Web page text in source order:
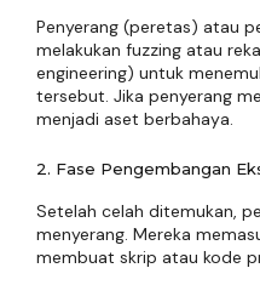
Penyerang (peretas) atau
melakukan fuzzing atau
engineering) untuk
tersebut. Jika penyerang
menjadi aset berbahaya.
2. Fase Pengembangan
Setelah celah ditemukan,
menyerang. Mereka
membuat skrip atau kode